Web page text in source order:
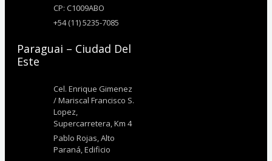
CP: C1009ABO
+54 (11) 5235-7085
Paraguai – Ciudad Del
Este
Cel. Enrique Gimenez
/ Mariscal Francisco S.
Lopez,
Supercarretera, Km 4
Pablo Rojas, Alto
Paraná, Edificio